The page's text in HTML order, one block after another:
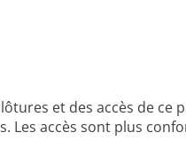
et des accès de ce
Les accès sont plus